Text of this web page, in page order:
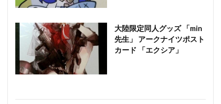
大陸限定同人グッズ 「min
先生」 アークナイツポスト
カード 「エクシア」